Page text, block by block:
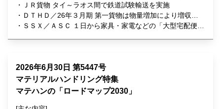
ＪＲ貨物 タイ～ラオス間で鉄道試験輸送を実施
ＤＴＨＤ／26年３月期 第一貨物は物量増加により増収確
保 ＳＳＸ／ＡＳＣ １日から家具・家電などの「大型宅配便」
2026年6月30日 第5447号
マテリアルハンドリング特集
マテハンの「ロードマップ2030」